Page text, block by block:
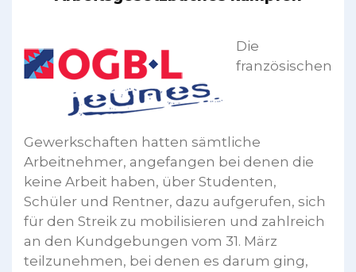
Die
französischen
Gewerkschaften hatten sämtliche
Arbeitnehmer, angefangen bei denen die
keine Arbeit haben, über Studenten,
Schüler und Rentner, dazu aufgerufen, sich
für den Streik zu mobilisieren und zahlreich
an den Kundgebungen vom 31. März
teilzunehmen, bei denen es darum ging,